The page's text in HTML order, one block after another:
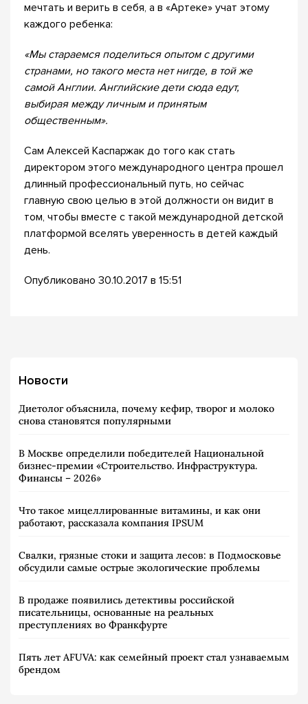
мечтать и верить в себя, а в «Артеке» учат этому
каждого ребенка:
«Мы стараемся поделиться опытом с другими
странами, но такого места нет нигде, в той же
самой Англии. Английские дети сюда едут,
выбирая между личным и принятым
общественным».
Сам Алексей Каспаржак до того как стать
директором этого международного центра прошел
длинный профессиональный путь, но сейчас
главную свою целью в этой должности он видит в
том, чтобы вместе с такой международной детской
платформой вселять уверенность в детей каждый
день.
Опубликовано 30.10.2017 в 15:51
Новости
Диетолог объяснила, почему кефир, творог и молоко
снова становятся популярными
В Москве определили победителей Национальной
бизнес-премии «Строительство. Инфраструктура.
Финансы – 2026»
Что такое мицеллированные витамины, и как они
работают, рассказала компания IPSUM
Свалки, грязные стоки и защита лесов: в Подмосковье
обсудили самые острые экологические проблемы
В продаже появились детективы российской
писательницы, основанные на реальных
преступлениях во Франкфурте
Пять лет AFUVA: как семейный проект стал узнаваемым
брендом